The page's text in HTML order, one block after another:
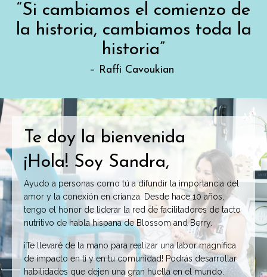
“Si cambiamos el comienzo de
la historia, cambiamos toda la
historia”
– Raffi Cavoukian
Te doy la bienvenida
¡Hola! Soy Sandra,
Ayudo a personas como tú a difundir la importancia del
amor y la conexión en crianza. Desde hace 10 años,
tengo el honor de liderar la red de facilitadores de tacto
nutritivo de habla hispana de Blossom and Berry.
¡Te llevaré de la mano para realizar una labor magnífica
de impacto en ti y en tu comunidad! Podrás desarrollar
habilidades que dejen una gran huella en el mundo.